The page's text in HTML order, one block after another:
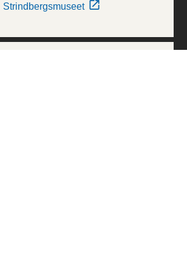
Strindbergsmuseet